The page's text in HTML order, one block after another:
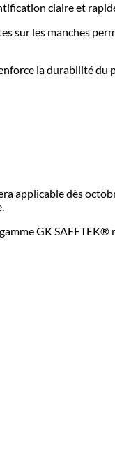
claire et
sur les manches
la durabilité du
applicable dès
GK SAFETEK®